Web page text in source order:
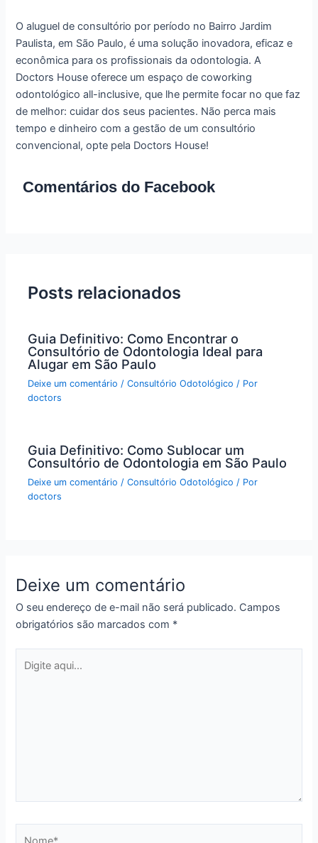
O aluguel de consultório por período no Bairro Jardim
Paulista, em São Paulo, é uma solução inovadora, eficaz e
econômica para os profissionais da odontologia. A
Doctors House oferece um espaço de coworking
odontológico all-inclusive, que lhe permite focar no que faz
de melhor: cuidar dos seus pacientes. Não perca mais
tempo e dinheiro com a gestão de um consultório
convencional, opte pela Doctors House!
Comentários do Facebook
Posts relacionados
Guia Definitivo: Como Encontrar o
Consultório de Odontologia Ideal para
Alugar em São Paulo
Deixe um comentário /Consultório Odotológico / Por
doctors
Guia Definitivo: Como Sublocar um
Consultório de Odontologia em São Paulo
Deixe um comentário /Consultório Odotológico / Por
doctors
Deixe um comentário
O seu endereço de e-mail não será publicado. Campos
obrigatórios são marcados com *
aqui...